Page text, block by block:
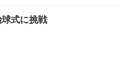
式に挑戦